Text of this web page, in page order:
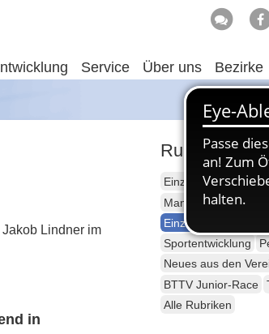
Service Über uns Bezirke
Lindner im
in
Rubriken
Einzelsport
Mannschaftssport
Einzelsport Jugend
Sportentwicklung
Neues aus den
BTTV Junior-Race
Alle Rubriken